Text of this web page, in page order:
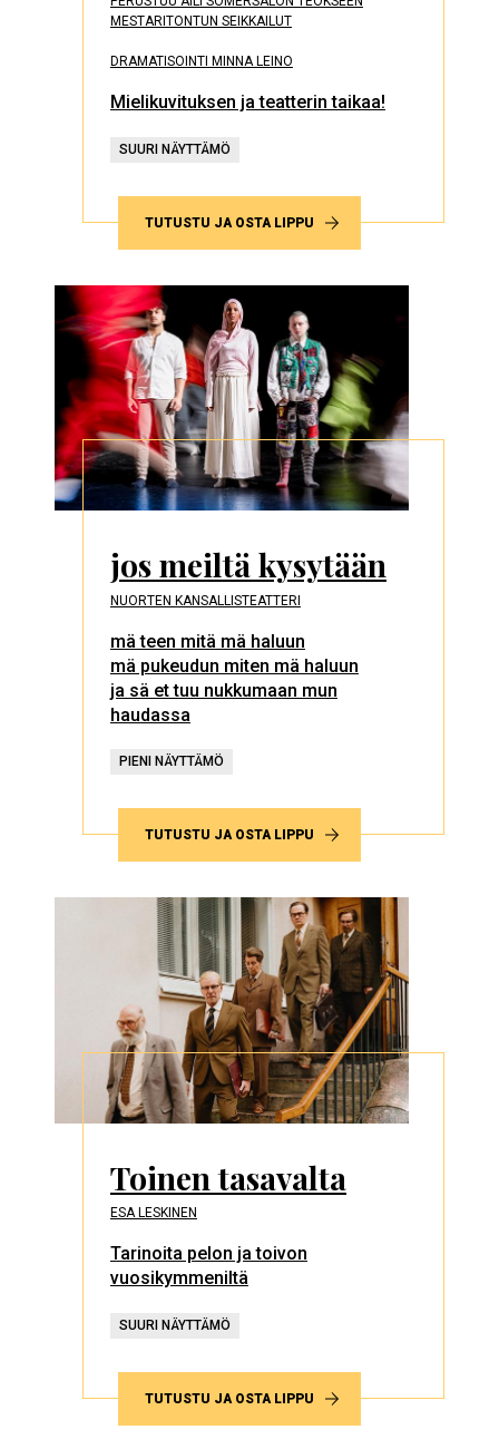
MESTARITONTUN SEIKKAILUT
DRAMATISOINTI MINNA LEINO
Mielikuvituksen ja teatterin taikaa!
SUURI NÄYTTÄMÖ
TUTUSTU JA OSTA LIPPU
jos meiltä kysytään
NUORTEN KANSALLISTEATTERI
mä teen mitä mä haluun
mä pukeudun miten mä haluun
ja sä et tuu nukkumaan mun
haudassa
PIENI NÄYTTÄMÖ
TUTUSTU JA OSTA LIPPU
Toinen tasavalta
ESA LESKINEN
Tarinoita pelon ja toivon
vuosikymmeniltä
SUURI NÄYTTÄMÖ
TUTUSTU JA OSTA LIPPU